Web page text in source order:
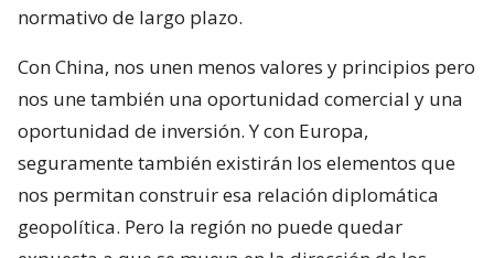
normativo de largo plazo.
Con China, nos unen menos valores y principios pero
nos une también una oportunidad comercial y una
oportunidad de inversión. Y con Europa,
seguramente también existirán los elementos que
nos permitan construir esa relación diplomática
geopolítica. Pero la región no puede quedar